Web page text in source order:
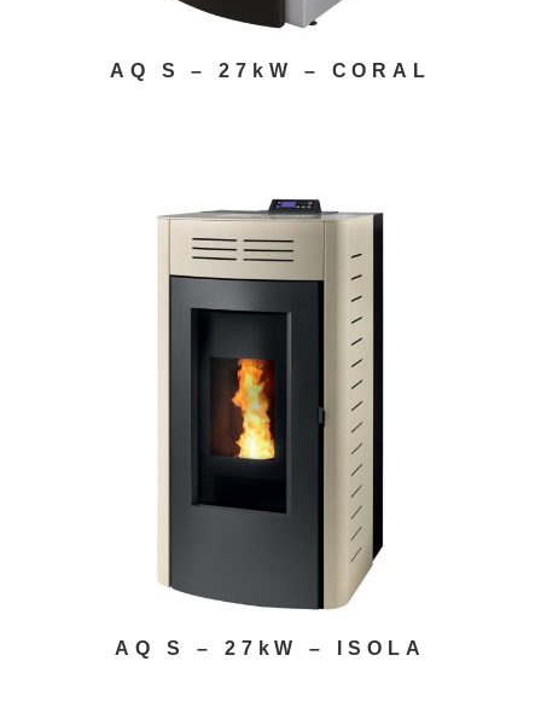
AQ S – 27kW – CORAL
AQ S – 27kW – ISOLA